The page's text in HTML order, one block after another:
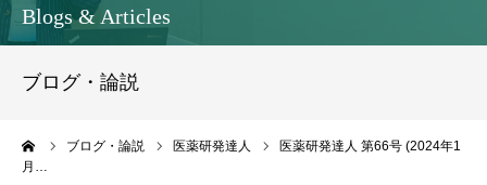
Blogs & Articles
ブログ・論説
ブログ・論説 医薬研発達人
医薬研発達人 第66号 (2024年1
月…